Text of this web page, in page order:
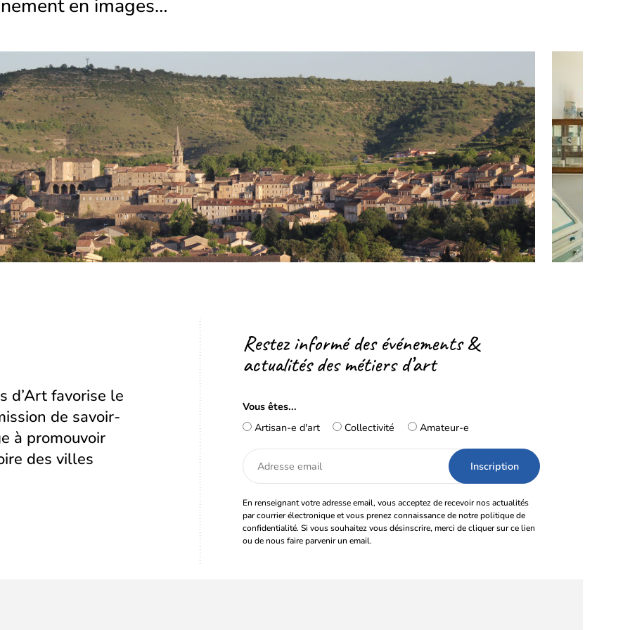
en images…
d’Art favorise le
de savoir-
à promouvoir
des villes
Restez informé des événements &
actualités des métiers d’art
Vous êtes...
Artisan-e d'art
Collectivité Amateur-e
Adresse
email
En renseignant votre adresse email, vous acceptez de recevoir nos actualités
par courrier électronique et vous prenez connaissance de notre politique de
confidentialité. Si vous souhaitez vous désinscrire, merci de cliquer sur ce lien
ou de nous faire parvenir un email.